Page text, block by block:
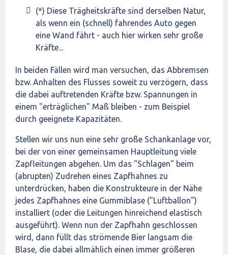
(*) Diese Trägheitskräfte sind derselben Natur,
als wenn ein (schnell) fahrendes Auto gegen
eine Wand fährt - auch hier wirken sehr große
Kräfte...
In beiden Fällen wird man versuchen, das Abbremsen
bzw. Anhalten des Flusses soweit zu verzögern, dass
die dabei auftretenden Kräfte bzw. Spannungen in
einem "erträglichen" Maß bleiben - zum Beispiel
durch geeignete Kapazitäten.
Stellen wir uns nun eine sehr große Schankanlage vor,
bei der von einer gemeinsamen Hauptleitung viele
Zapfleitungen abgehen. Um das "Schlagen" beim
(abrupten) Zudrehen eines Zapfhahnes zu
unterdrücken, haben die Konstrukteure in der Nähe
jedes Zapfhahnes eine Gummiblase ("Luftballon")
installiert (oder die Leitungen hinreichend elastisch
ausgeführt). Wenn nun der Zapfhahn geschlossen
wird, dann füllt das strömende Bier langsam die
Blase, die dabei allmählich einen immer größeren